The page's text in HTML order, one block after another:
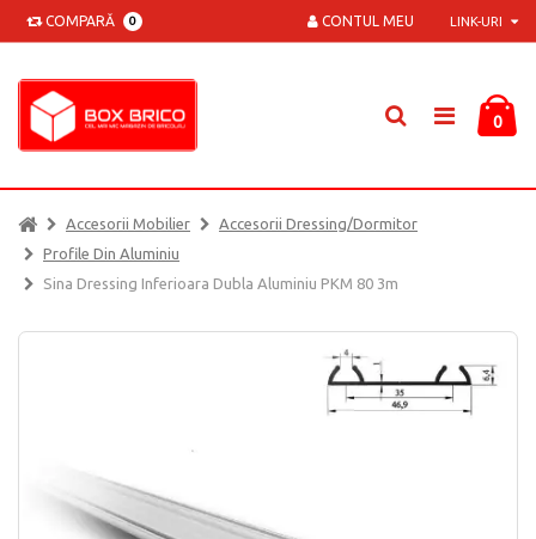
COMPARĂ 0 LINK-URI
CONTUL MEU
0
Accesorii Mobilier
Accesorii Dressing/dormitor
Profile Din Aluminiu
Sina Dressing Inferioara Dubla Aluminiu PKM 80 3m